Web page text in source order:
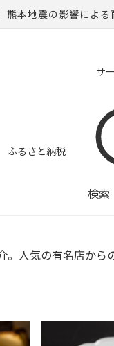
熊本地震の影響によ
サ
ふるさと納税
検索
人気の有名店から